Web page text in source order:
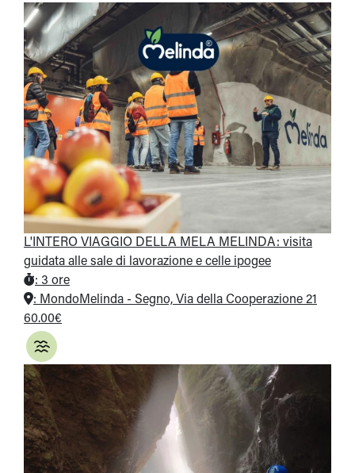
L'INTERO VIAGGIO DELLA MELA MELINDA: visita
guidata alle sale di lavorazione e celle ipogee
: 3 ore
: MondoMelinda - Segno, Via della Cooperazione 21
60.00€